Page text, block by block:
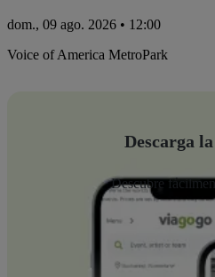
dom., 09 ago. 2026 • 12:00
Voice of America MetroPark
Descarga
Descubre